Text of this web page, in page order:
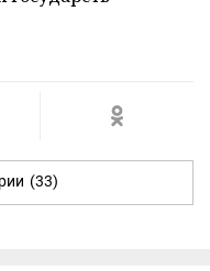
(33)